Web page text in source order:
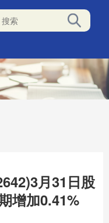
月31日股
增加0.41%